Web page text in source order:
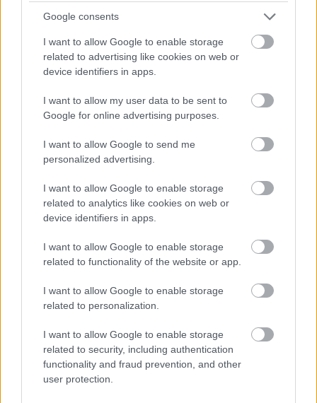
Google consents
I want to allow Google to enable storage
related to advertising like cookies on web or
device identifiers in apps.
I want to allow my user data to be sent to
Google for online advertising purposes.
I want to allow Google to send me
personalized advertising.
I want to allow Google to enable storage
related to analytics like cookies on web or
device identifiers in apps.
I want to allow Google to enable storage
related to functionality of the website or app.
I want to allow Google to enable storage
related to personalization.
I want to allow Google to enable storage
related to security, including authentication
functionality and fraud prevention, and other
user protection.
Magyarorszég tízszerese. Nem kizárt, hogy
akár 500 millióan is lesznek, mire megáll a
népességnövekedés, és így India és Kína
mögött a harmadik legnépesebb lehet az
azoknál sokkal kisebb területű ország.
A kincs, amit ki lehetne
aknázni
Ha minden jól működne, az ország
gazdaságilag menedzselhetné a nagy
népességnövekedést, mivel
Afrika legnagyobb olaj-, és gáztartalékaival
rendelkezik a Niger folyó deltájánál.
Ha ezt optimálisan kitermelné (pláne, hogy